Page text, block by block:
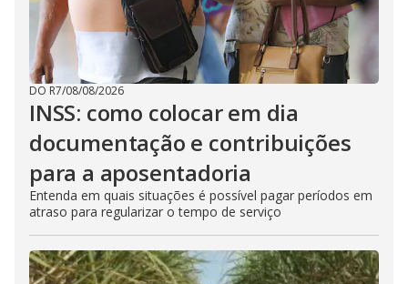
DO R7/08/08/2026
INSS: como colocar em dia
documentação e contribuições
para a aposentadoria
Entenda em quais situações é possível pagar períodos em
atraso para regularizar o tempo de serviço